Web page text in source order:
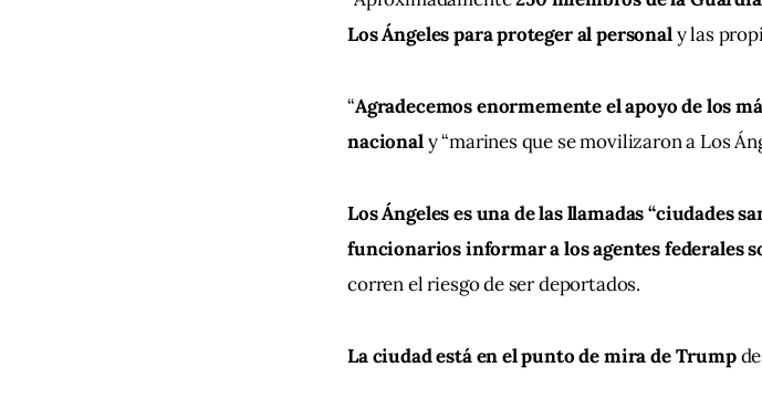
Los Ángeles para proteger al personal y las
“Agradecemos enormemente el apoyo de los
nacional y “marines que se movilizaron a Los
Los Ángeles es una de las llamadas “ciudades
funcionarios informar a los agentes federales
corren el riesgo de ser deportados.
La ciudad está en el punto de mira de Trump